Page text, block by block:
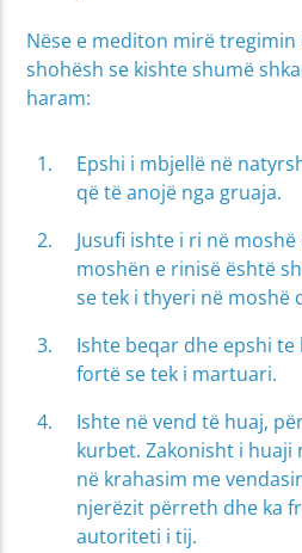
Nëse e mediton mirë tregimin
shohësh se kishte shumë
haram:
Epshi i mbjellë në
që të anojë nga gruaja.
Jusufi ishte i ri në
moshën e rinisë është
se tek i thyeri në moshë
Ishte beqar dhe epshi
fortë se tek i martuari.
Ishte në vend të huaj,
kurbet. Zakonisht i
në krahasim me
njerëzit përreth dhe ka
autoriteti i tij.